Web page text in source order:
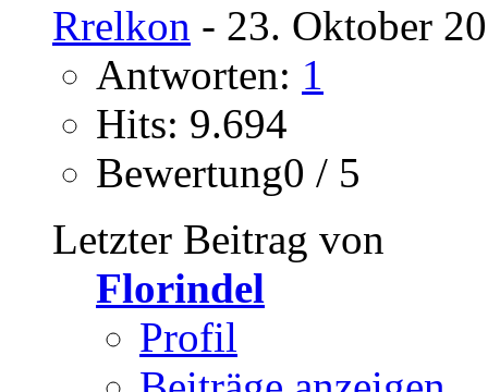
Rrelkon - 23. Oktober
Antworten: 1
Hits: 9.694
Bewertung0 / 5
Letzter Beitrag von
Florindel
Profil